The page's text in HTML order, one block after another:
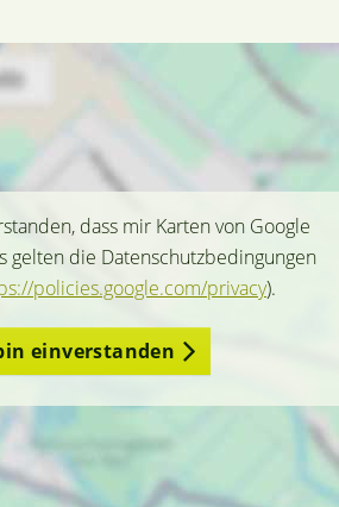
dass mir Karten von Google
gelten die Datenschutzbedingungen
policies.google.com/privacy).
einverstanden